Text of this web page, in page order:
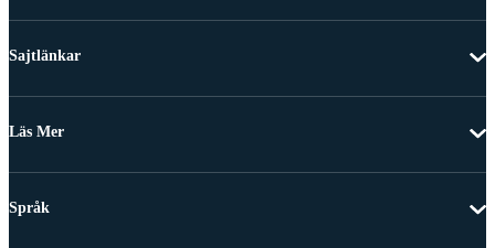
Sajtlänkar
Läs Mer
Språk